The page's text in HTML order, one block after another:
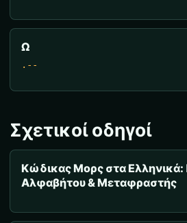
Ω
.--
Σχετικοί οδηγοί
Κώδικας Μορς στα Ελληνικά:
Αλφαβήτου & Μεταφραστής